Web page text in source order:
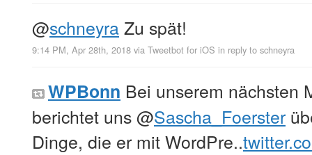
@schneyraZu spät!
9:14 PM, Apr 28th, 2018 via Tweetbot for iΟS in reply to schneyra
WPBonn Bei unserem nächsten
berichtet uns@Sascha_Foerster
Dinge, die er mit WordPre..